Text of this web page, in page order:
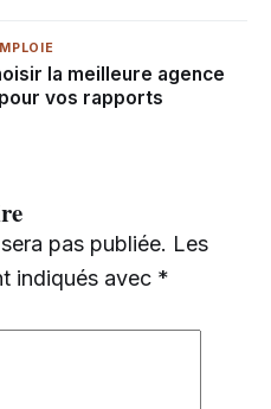
la meilleure agence
vos rapports
pas publiée. Les
indiqués avec *